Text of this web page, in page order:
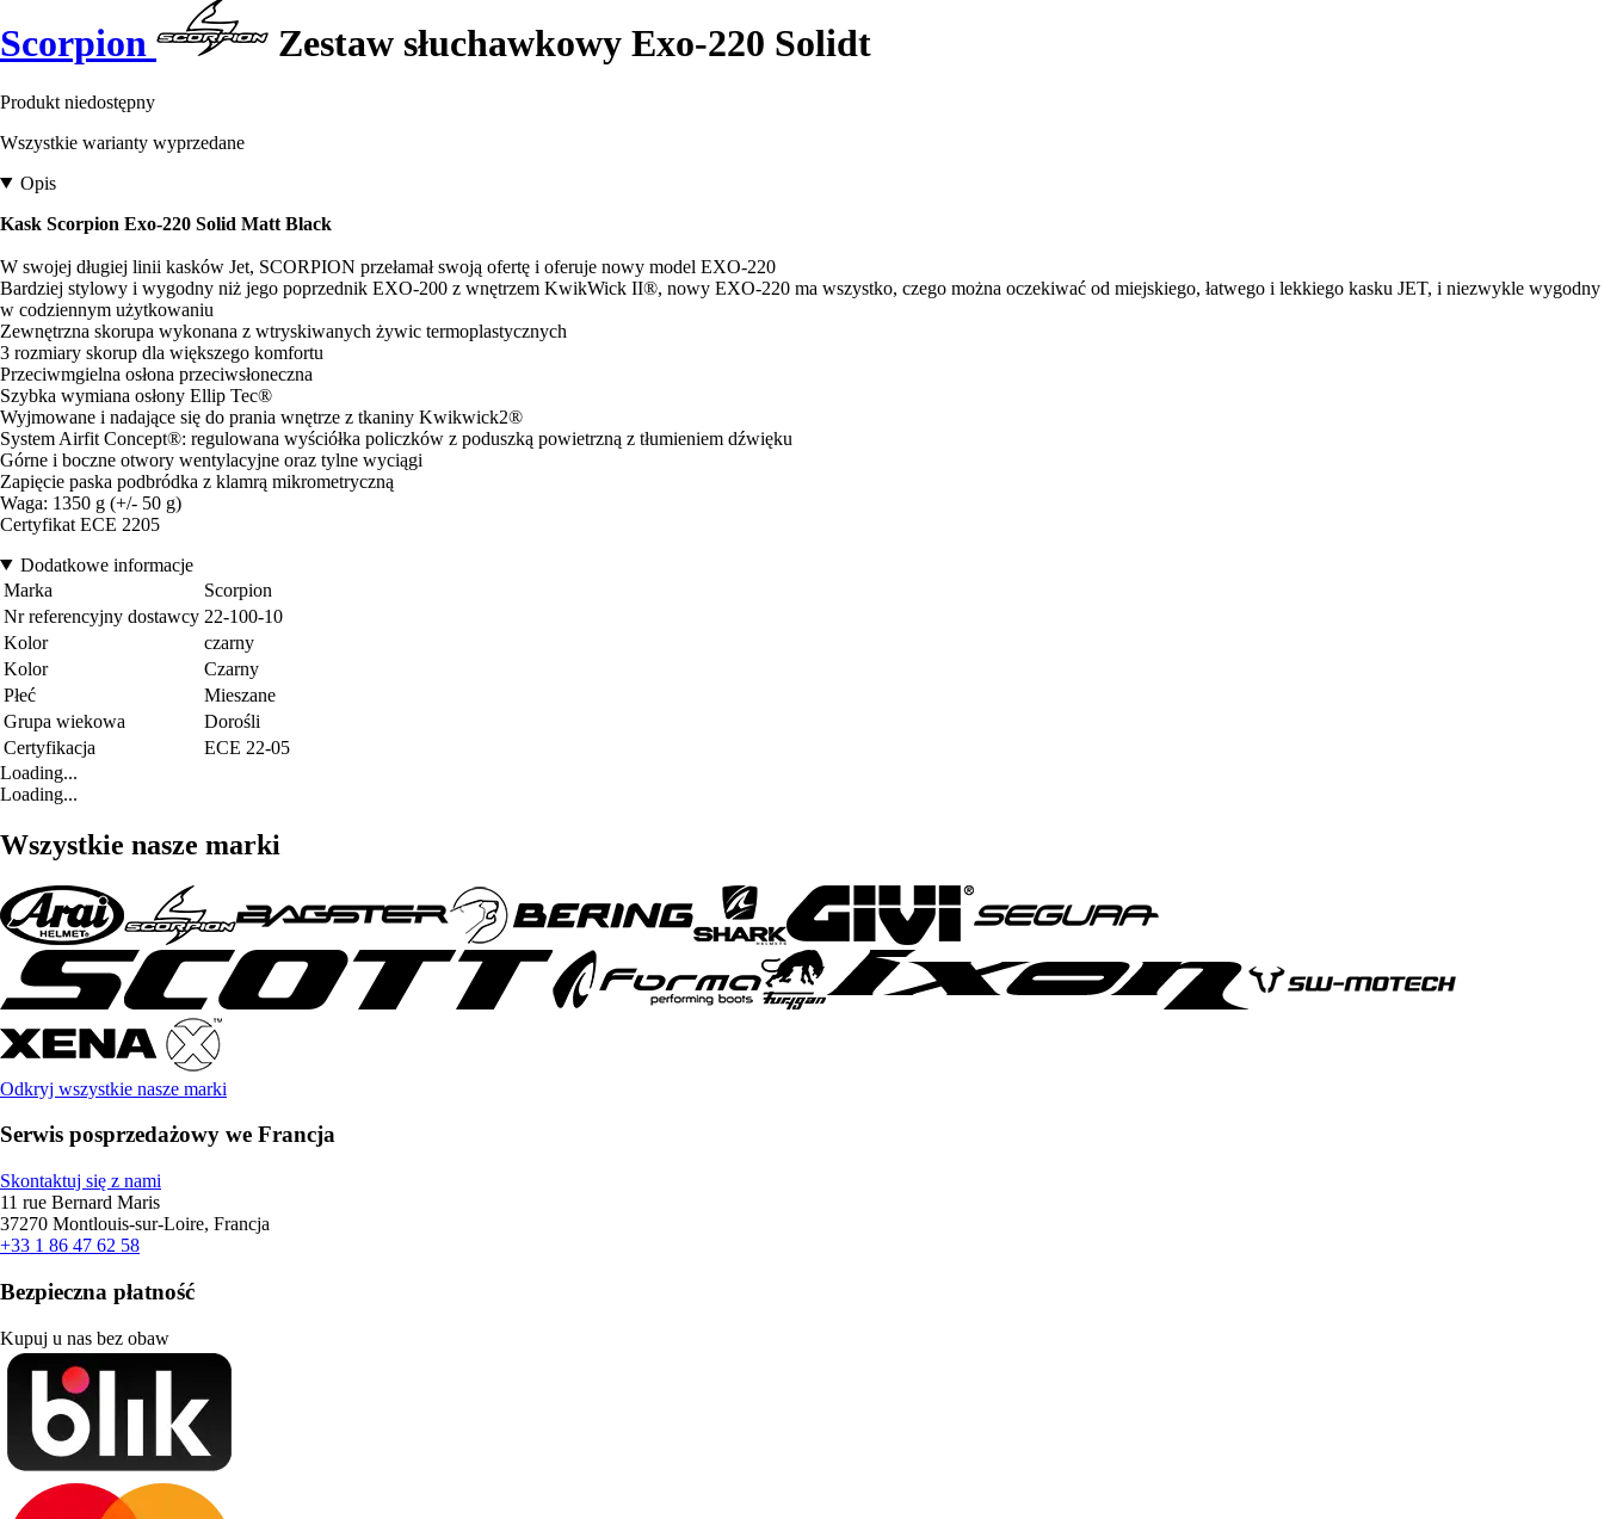
Scorpion Zestaw słuchawkowy Exo-220 Solidt
Produkt niedostępny
Wszystkie warianty wyprzedane
Opis
Kask Scorpion Exo-220 Solid Matt Black
W swojej długiej linii kasków Jet, SCORPION przełamał swoją ofertę i oferuje nowy model EXO-220
Bardziej stylowy i wygodny niż jego poprzednik EXO-200 z wnętrzem KwikWick II®, nowy EXO-220 ma wszystko, czego można oczekiwać od miejskiego, łatwego i lekkiego kasku JET, i niezwykle wygodny
w codziennym użytkowaniu
Zewnętrzna skorupa wykonana z wtryskiwanych żywic termoplastycznych
3 rozmiary skorup dla większego komfortu
Przeciwmgielna osłona przeciwsłoneczna
Szybka wymiana osłony Ellip Tec®
Wyjmowane i nadające się do prania wnętrze z tkaniny Kwikwick2®
System Airfit Concept®: regulowana wyściółka policzków z poduszką powietrzną z tłumieniem dźwięku
Górne i boczne otwory wentylacyjne oraz tylne wyciągi
Zapięcie paska podbródka z klamrą mikrometryczną
Waga: 1350 g (+/- 50 g)
Certyfikat ECE 2205
Dodatkowe informacje
Marka
Scorpion
Nr referencyjny dostawcy 22-100-10
Kolor
czarny
Kolor
Czarny
Płeć
Mieszane
Grupa wiekowa
Dorośli
Certyfikacja
ECE 22-05
Loading...
Loading...
Wszystkie nasze marki
Odkryj wszystkie nasze marki
Serwis posprzedażowy we Francja
Skontaktuj się z nami
11 rue Bernard Maris
37270 Montlouis-sur-Loire, Francja
+33 1 86 47 62 58
Bezpieczna płatność
Kupuj u nas bez obaw